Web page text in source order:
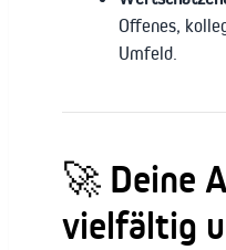
Offenes,
Umfeld.
🚀 Deine
vielfältig